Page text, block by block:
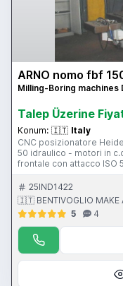
ARNO nomo fbf
Milling-Boring machines
Talep Üzerine
Konum: 🇮🇹 Italy
CNC posizionatore
50 idraulico - motori in
frontale con attacco ISO
longitudinale 1200 mm -
verticale 1000 mm -
25IND1422
🇮🇹 BENTIVOGLIO MAKE
5
4